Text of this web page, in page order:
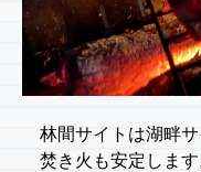
林間サイトは湖畔
焚き火も安定します